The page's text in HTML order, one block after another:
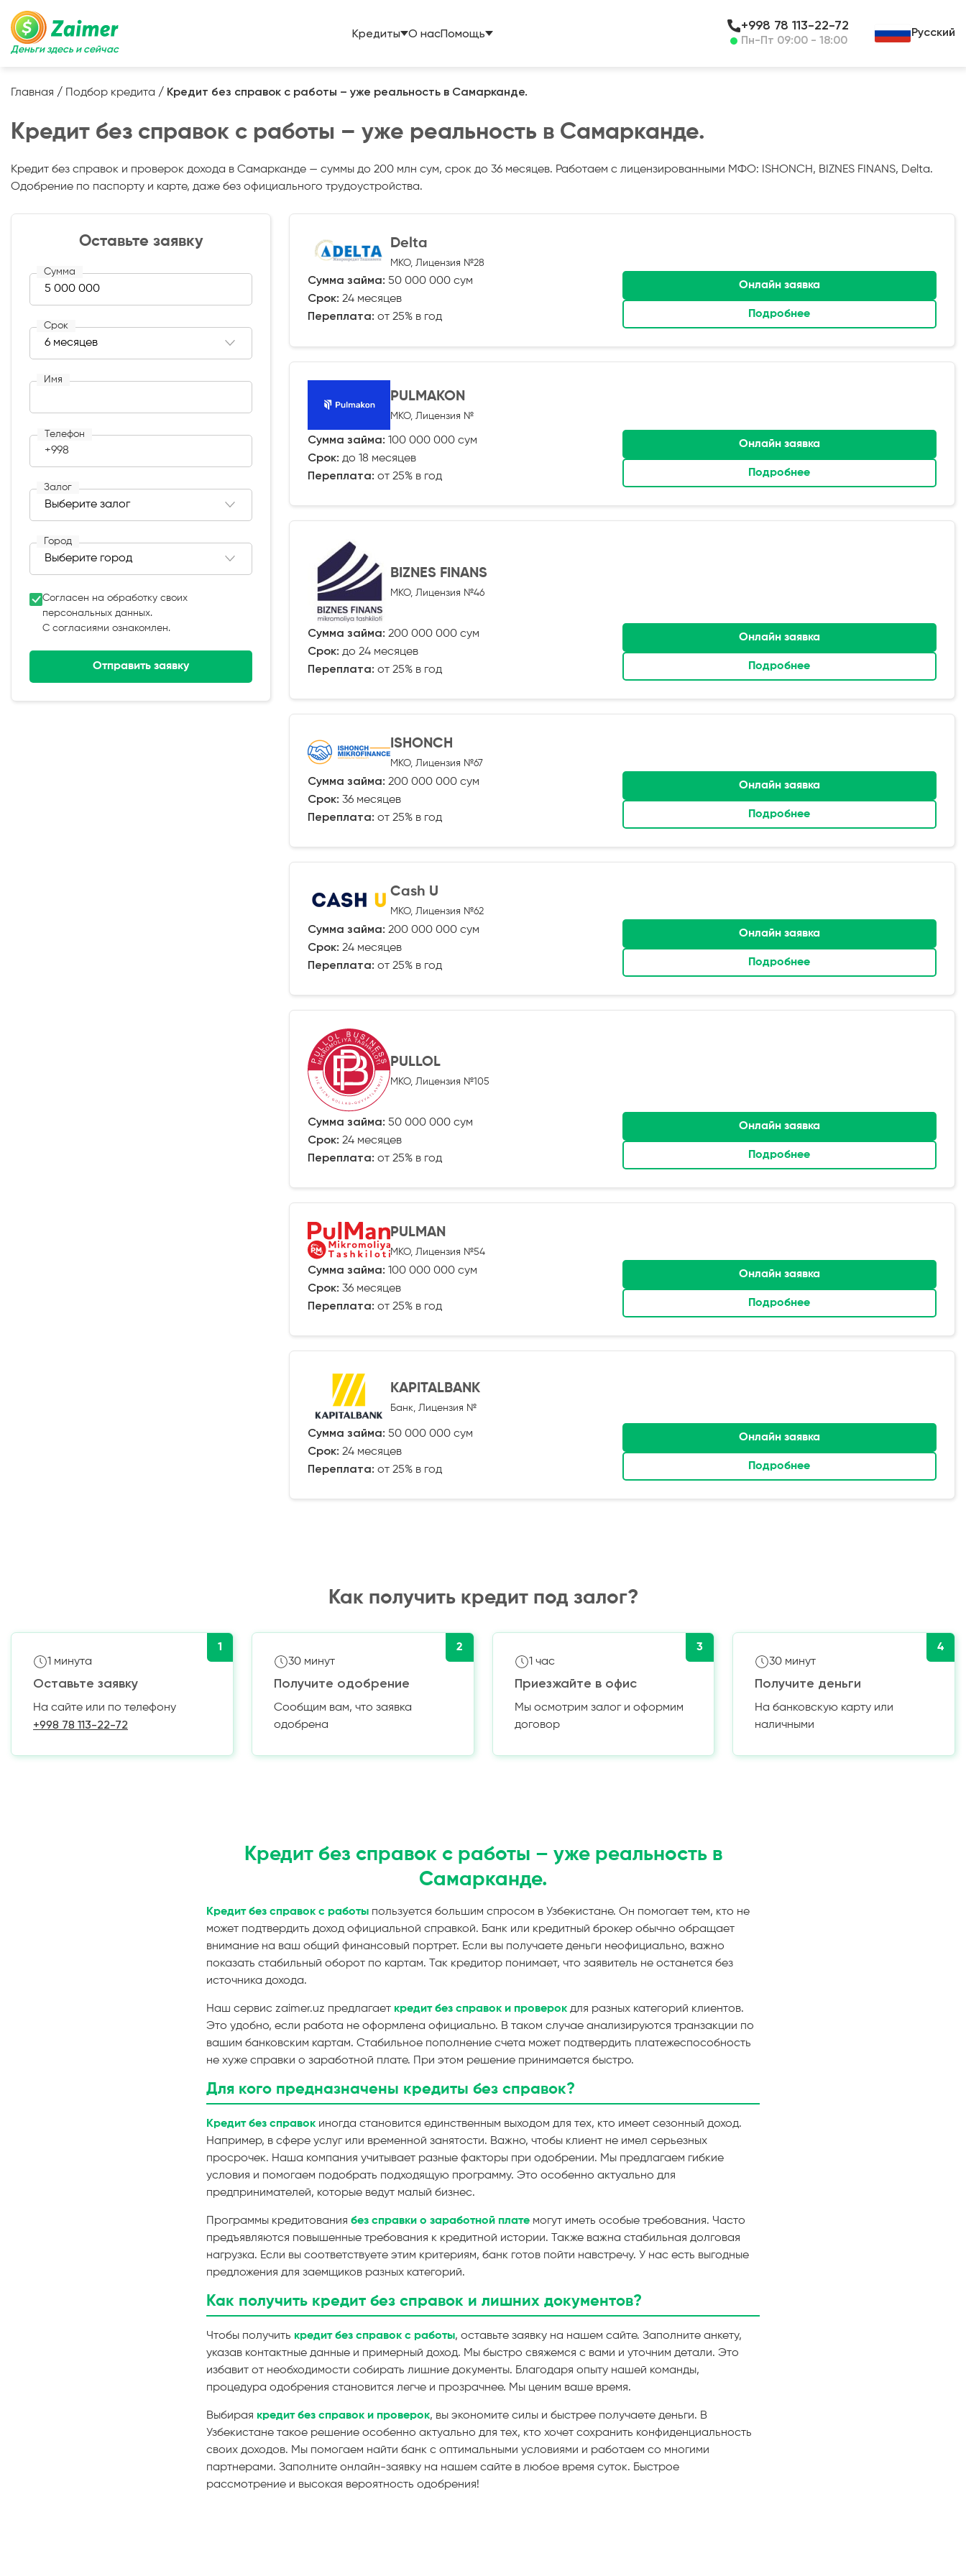
Деньги здесь и сейчас
Кредиты О насПомощь
+998 78 113-22-72
Пн-Пт 09:00 - 18:00
Русский
Главная / Подбор кредита / Кредит без справок с работы – уже реальность в Самарканде.
Кредит без справок с работы – уже реальность в Самарканде.
Кредит без справок и проверок дохода в Самарканде — суммы до 200 млн сум, срок до 36 месяцев. Работаем с лицензированными МФО: ISHONCH, BIZNES FINANS, Delta.
Одобрение по паспорту и карте, даже без официального трудоустройства.
Оставьте заявку
Сумма
Срок
Имя
Телефон
+998
Залог
Город
Согласен на обработку своих
персональных данных.
С согласиями ознакомлен.
Отправить заявку
Delta
МКО, Лицензия №28
Сумма займа: 50 000 000 сум
Срок: 24 месяцев
Переплата: от 25% в год
Онлайн заявка
Подробнее
PULMAKON
МКО, Лицензия №
Сумма займа: 100 000 000 сум
Срок: до 18 месяцев
Переплата: от 25% в год
Онлайн заявка
Подробнее
BIZNES FINANS
МКО, Лицензия №46
Сумма займа: 200 000 000 сум
Срок: до 24 месяцев
Переплата: от 25% в год
Онлайн заявка
Подробнее
ISHONCH
МКО, Лицензия №67
Сумма займа: 200 000 000 сум
Срок: 36 месяцев
Переплата: от 25% в год
Онлайн заявка
Подробнее
Cash U
МКО, Лицензия №62
Сумма займа: 200 000 000 сум
Срок: 24 месяцев
Переплата: от 25% в год
Онлайн заявка
Подробнее
PULLOL
МКО, Лицензия №105
Сумма займа: 50 000 000 сум
Срок: 24 месяцев
Переплата: от 25% в год
Онлайн заявка
Подробнее
PULMAN
МКО, Лицензия №54
Сумма займа: 100 000 000 сум
Срок: 36 месяцев
Переплата: от 25% в год
Онлайн заявка
Подробнее
KAPITALBANK
Банк, Лицензия №
Сумма займа: 50 000 000 сум
Срок: 24 месяцев
Переплата: от 25% в год
Онлайн заявка
Подробнее
Как получить кредит под залог?
1
1 минута
Оставьте заявку
На сайте или по телефону
+998 78 113-22-72
2
30 минут
Получите одобрение
Сообщим вам, что заявка
одобрена
3
1 час
Приезжайте в офис
Мы осмотрим залог и оформим
договор
4
30 минут
Получите деньги
На банковскую карту или
наличными
Кредит без справок с работы – уже реальность в
Самарканде.
Кредит без справок с работы пользуется большим спросом в Узбекистане. Он помогает тем, кто не
может подтвердить доход официальной справкой. Банк или кредитный брокер обычно обращает
внимание на ваш общий финансовый портрет. Если вы получаете деньги неофициально, важно
показать стабильный оборот по картам. Так кредитор понимает, что заявитель не останется без
источника дохода.
Наш сервис zaimer.uz предлагает кредит без справок и проверок для разных категорий клиентов.
Это удобно, если работа не оформлена официально. В таком случае анализируются транзакции по
вашим банковским картам. Стабильное пополнение счета может подтвердить платежеспособность
не хуже справки о заработной плате. При этом решение принимается быстро.
Для кого предназначены кредиты без справок?
Кредит без справок иногда становится единственным выходом для тех, кто имеет сезонный доход.
Например, в сфере услуг или временной занятости. Важно, чтобы клиент не имел серьезных
просрочек. Наша компания учитывает разные факторы при одобрении. Мы предлагаем гибкие
условия и помогаем подобрать подходящую программу. Это особенно актуально для
предпринимателей, которые ведут малый бизнес.
Программы кредитования без справки о заработной плате могут иметь особые требования. Часто
предъявляются повышенные требования к кредитной истории. Также важна стабильная долговая
нагрузка. Если вы соответствуете этим критериям, банк готов пойти навстречу. У нас есть выгодные
предложения для заемщиков разных категорий.
Как получить кредит без справок и лишних документов?
Чтобы получить кредит без справок с работы, оставьте заявку на нашем сайте. Заполните анкету,
указав контактные данные и примерный доход. Мы быстро свяжемся с вами и уточним детали. Это
избавит от необходимости собирать лишние документы. Благодаря опыту нашей команды,
процедура одобрения становится легче и прозрачнее. Мы ценим ваше время.
Выбирая кредит без справок и проверок, вы экономите силы и быстрее получаете деньги. В
Узбекистане такое решение особенно актуально для тех, кто хочет сохранить конфиденциальность
своих доходов. Мы помогаем найти банк с оптимальными условиями и работаем со многими
партнерами. Заполните онлайн-заявку на нашем сайте в любое время суток. Быстрое
рассмотрение и высокая вероятность одобрения!